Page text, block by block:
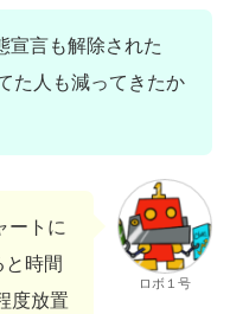
宣言も解除された
た人も減ってきたか
ートに
時間
度放置
ロボ１号